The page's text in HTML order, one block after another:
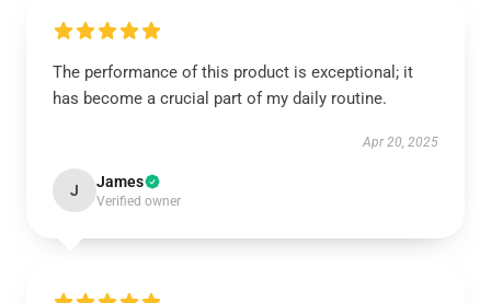
The performance of this product is exceptional; it
has become a crucial part of my daily routine.
Apr 20, 2025
J James
Verified owner